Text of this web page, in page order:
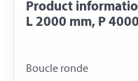
Product
L 2000 mm, P
Boucle ronde